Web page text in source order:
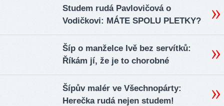
Studem rudá Pavlovičová o
Vodičkovi: MÁTE SPOLU PLETKY?
Šíp o manželce Ivě bez servítků:
Říkám jí, že je to chorobné
Šípův malér ve Všechnopárty:
Herečka rudá nejen studem!